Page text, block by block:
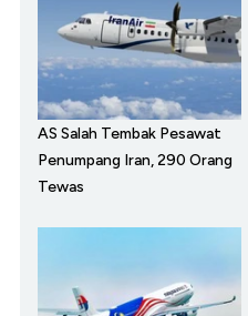
AS Salah Tembak Pesawat
Penumpang Iran, 290 Orang
Tewas